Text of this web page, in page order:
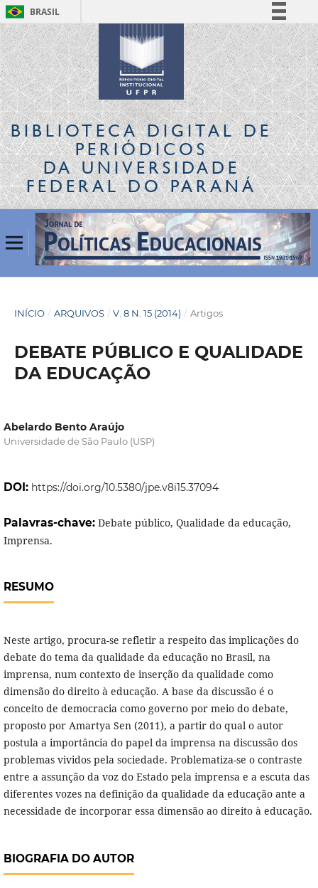
BRASIL
Simplifique!
Comunica BR
Participe
Acesso à informação
Legislação
Canais
BIBLIOTECA DIGITALDE
PERIÓDICOS
DA UNIVERSIDADE
FEDERAL DO PARANÁ
INÍCIO / ARQUIVOS / V. 8 N. 15 (2014) / Artigos
DEBATE PÚBLICO E QUALIDADE
DA EDUCAÇÃO
Abelardo Bento Araújo
Universidade de São Paulo (USP)
DOI: https://doi.org/10.5380/jpe.v8i15.37094
Palavras-chave: Debate público, Qualidade da educação,
Imprensa.
RESUMO
Neste artigo, procura-se refletir a respeito das implicações do
debate do tema da qualidade da educação no Brasil, na
imprensa, num contexto de inserção da qualidade como
dimensão do direito à educação. A base da discussão é o
conceito de democracia como governo por meio do debate,
proposto por Amartya Sen (2011), a partir do qual o autor
postula a importância do papel da imprensa na discussão dos
problemas vividos pela sociedade. Problematiza-se o contraste
entre a assunção da voz do Estado pela imprensa e a escuta das
diferentes vozes na definição da qualidade da educação ante a
necessidade de incorporar essa dimensão ao direito à educação.
BIOGRAFIA DO AUTOR